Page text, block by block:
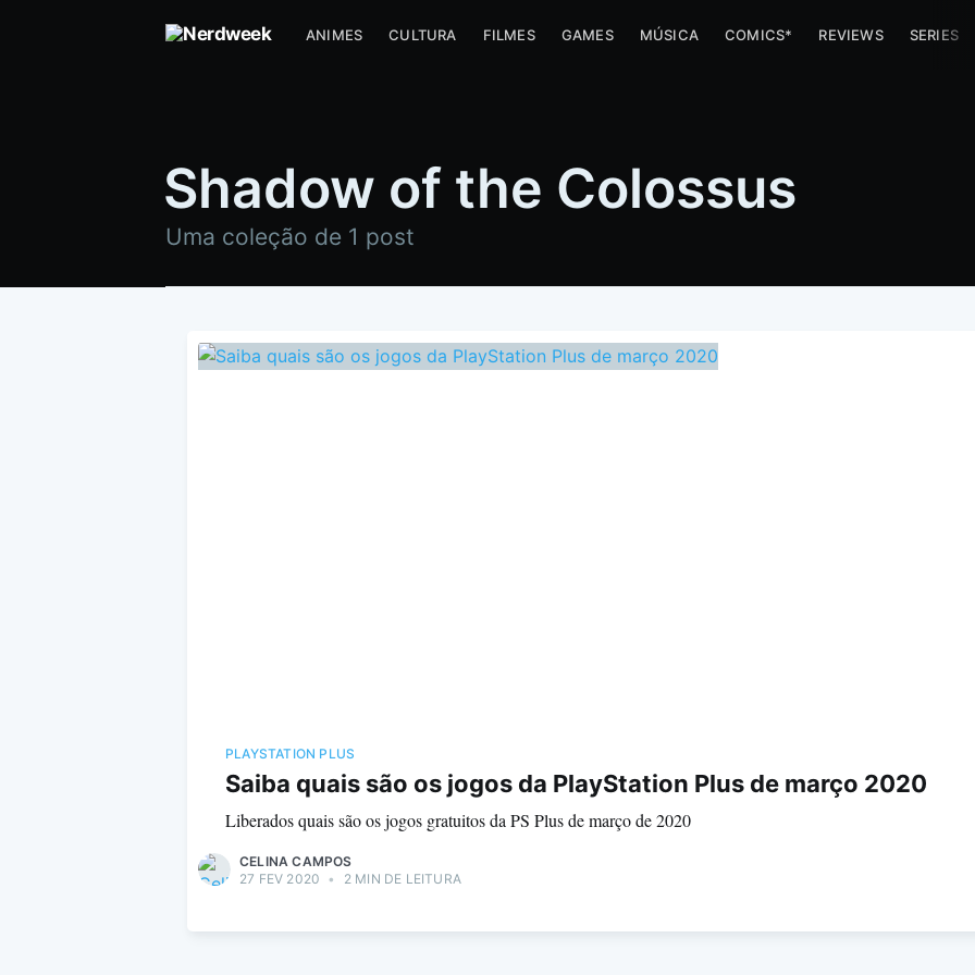
ANIMES CULTURA FILMES GAMES MÚSICA COMICS* REVIEWS SERIES
Shadow of the Colossus
Uma coleção de 1 post
PLAYSTATION PLUS
Saiba quais são os jogos da PlayStation Plus de março 2020
Liberados quais são os jogos gratuitos da PS Plus de março de 2020
CELINA CAMPOS
27 FEV 2020 • 2 MIN DE LEITURA